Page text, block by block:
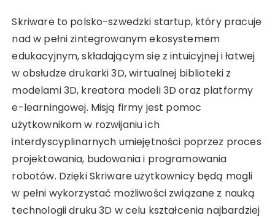
Skriware to polsko-szwedzki startup, który pracuje
nad w pełni zintegrowanym ekosystemem
edukacyjnym, składającym się z intuicyjnej i łatwej
w obsłudze drukarki 3D, wirtualnej biblioteki z
modelami 3D, kreatora modeli 3D oraz platformy
e-learningowej. Misją firmy jest pomoc
użytkownikom w rozwijaniu ich
interdyscyplinarnych umiejętności poprzez proces
projektowania, budowania i programowania
robotów. Dzięki Skriware użytkownicy będą mogli
w pełni wykorzystać możliwości związane z nauką
technologii druku 3D w celu kształcenia najbardziej